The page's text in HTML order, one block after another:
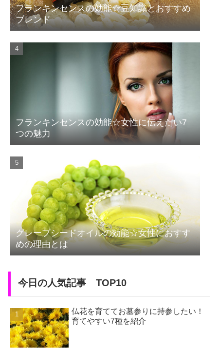
フランキンセンスの効能☆豆知識とおすすめ
ブレンド
フランキンセンスの効能☆女性に伝えたい7
つの魅力
グレープシードオイルの効能☆女性におすす
めの理由とは
今日の人気記事 TOP10
仏花を育ててお墓参りに持参したい！
育てやすい7種を紹介